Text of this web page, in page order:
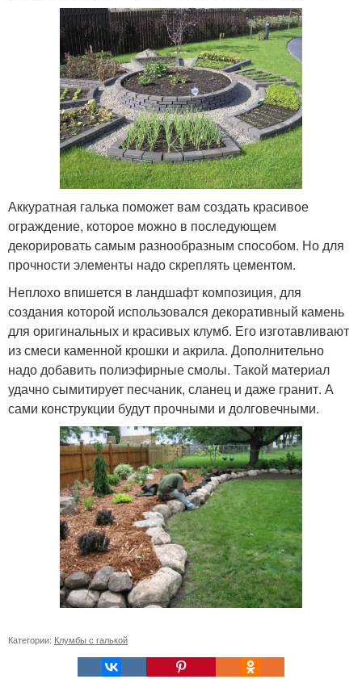
Аккуратная галька поможет вам создать красивое
ограждение, которое можно в последующем
декорировать самым разнообразным способом. Но для
прочности элементы надо скреплять цементом.
Неплохо впишется в ландшафт композиция, для
создания которой использовался декоративный камень
для оригинальных и красивых клумб. Его изготавливают
из смеси каменной крошки и акрила. Дополнительно
надо добавить полиэфирные смолы. Такой материал
удачно сымитирует песчаник, сланец и даже гранит. А
сами конструкции будут прочными и долговечными.
Категории: Клумбы с галькой